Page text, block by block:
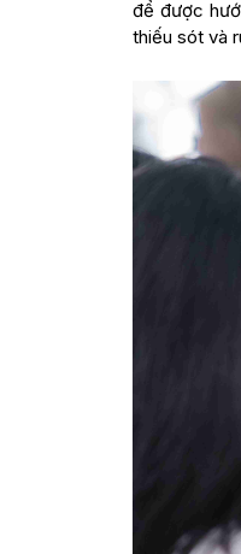
để được
thiếu sót và